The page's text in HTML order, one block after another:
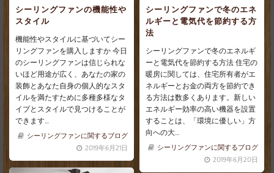
シーリングファンの機能性や
スタイル
機能性やスタイルに基づいてシー
リングファンを購入しますか 今日
のシーリングファンは信じられな
いほど用途が広く、あなたの家の
装飾とあなた自身の個人的なスタ
イルを満たすために多種多様なタ
イプとスタイルで見つけることが
できます…
シーリングファンに関するブログ
2019年6月21日
シーリングファンで冬のエネ
ルギーと電気代を節約する方
法
シーリングファンで冬のエネルギ
ーと電気代を節約する方法 住宅の
暖房に関しては、住宅所有者がエ
ネルギーとお金の両方を節約でき
る方法は数多くあります。新しい
エネルギー効率の高い機器を設置
することは、「環境に優しい」方
向への大…
シーリングファンに関するブログ
2019年6月20日